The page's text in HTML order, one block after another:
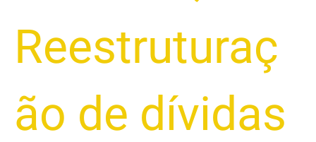
Reestruturaç
ão de dívidas